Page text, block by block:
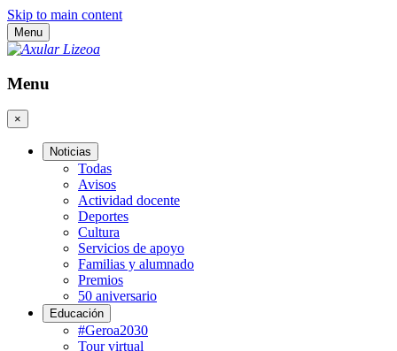
Skip to main content
Menu
Menu
×
Noticias
Todas
Avisos
Actividad docente
Deportes
Cultura
Servicios de apoyo
Familias y alumnado
Premios
50 aniversario
Educación
#Geroa2030
Tour virtual